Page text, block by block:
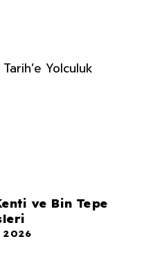
Yolculuk
ve Bin Tepe
2026